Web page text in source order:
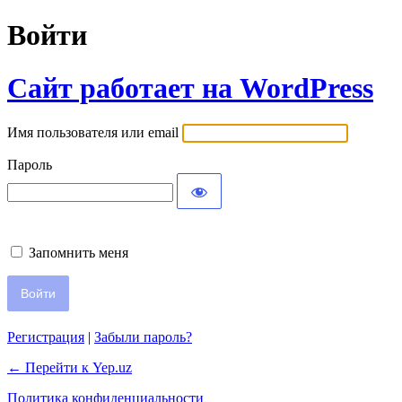
Войти
Сайт работает на WordPress
Имя пользователя или email
Пароль
Запомнить меня
Регистрация | Забыли пароль?
← Перейти к Yep.uz
Политика конфиденциальности